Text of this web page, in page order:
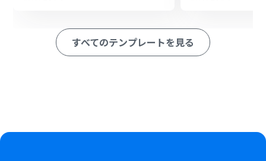
Google スプレッドシートへレコードを追加する際に、ど
の列にどの情報を出力するかを任意で設定できます。
WordPress.orgから取得したカテゴリ名やIDといった情
「同じ処理を繰り返す」オペレーション間の操作は、チ
すべてのテンプレートを見る